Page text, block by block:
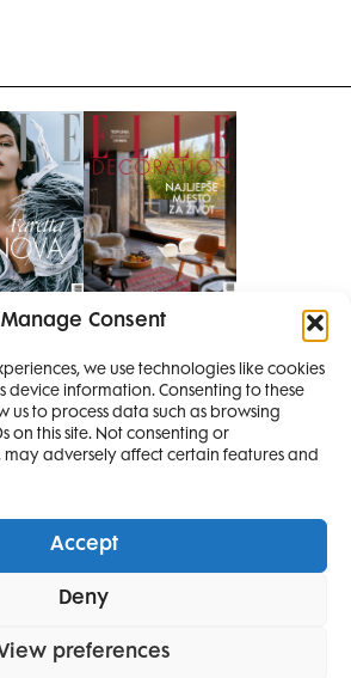
Manage Consent
we use technologies like cookies
device information. Consenting to these
us to process data such as browsing
on this site. Not consenting or
adversely affect certain features and
Accept
Deny
preferences
se na časopis
PRETPLATITE SE
AwardsElle Style Awards
LifestyleDecoration
SMANJI
4 IZDANJA
I 2 IZDANJA ELLE
DECORATIONA +
POKLON
SAMO